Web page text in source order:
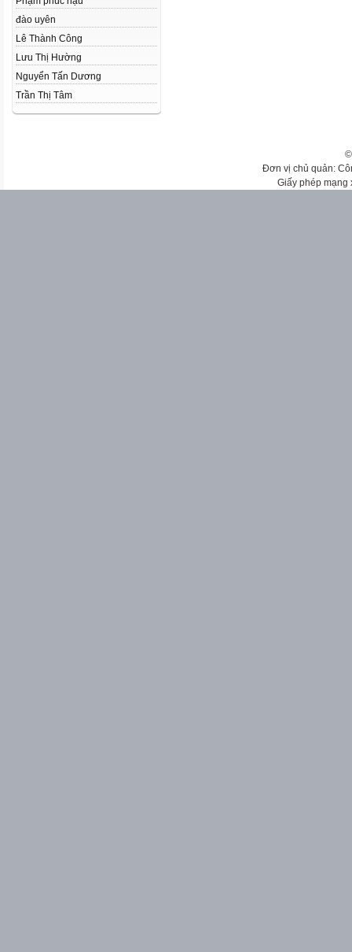
đào uyên
Lê Thành Công
Lưu Thị Hường
Nguyển Tấn Dương
Trần Thị Tâm
Đơn vị chủ quản:
Giấy phép mạng